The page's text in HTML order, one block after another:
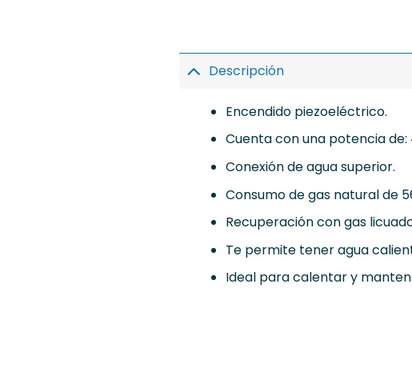
Descripción
Encendido piezoeléctrico.
Cuenta con una potencia
Conexión de agua superior.
Consumo de gas natural de
Recuperación con gas
Te permite tener agua
Ideal para calentar y